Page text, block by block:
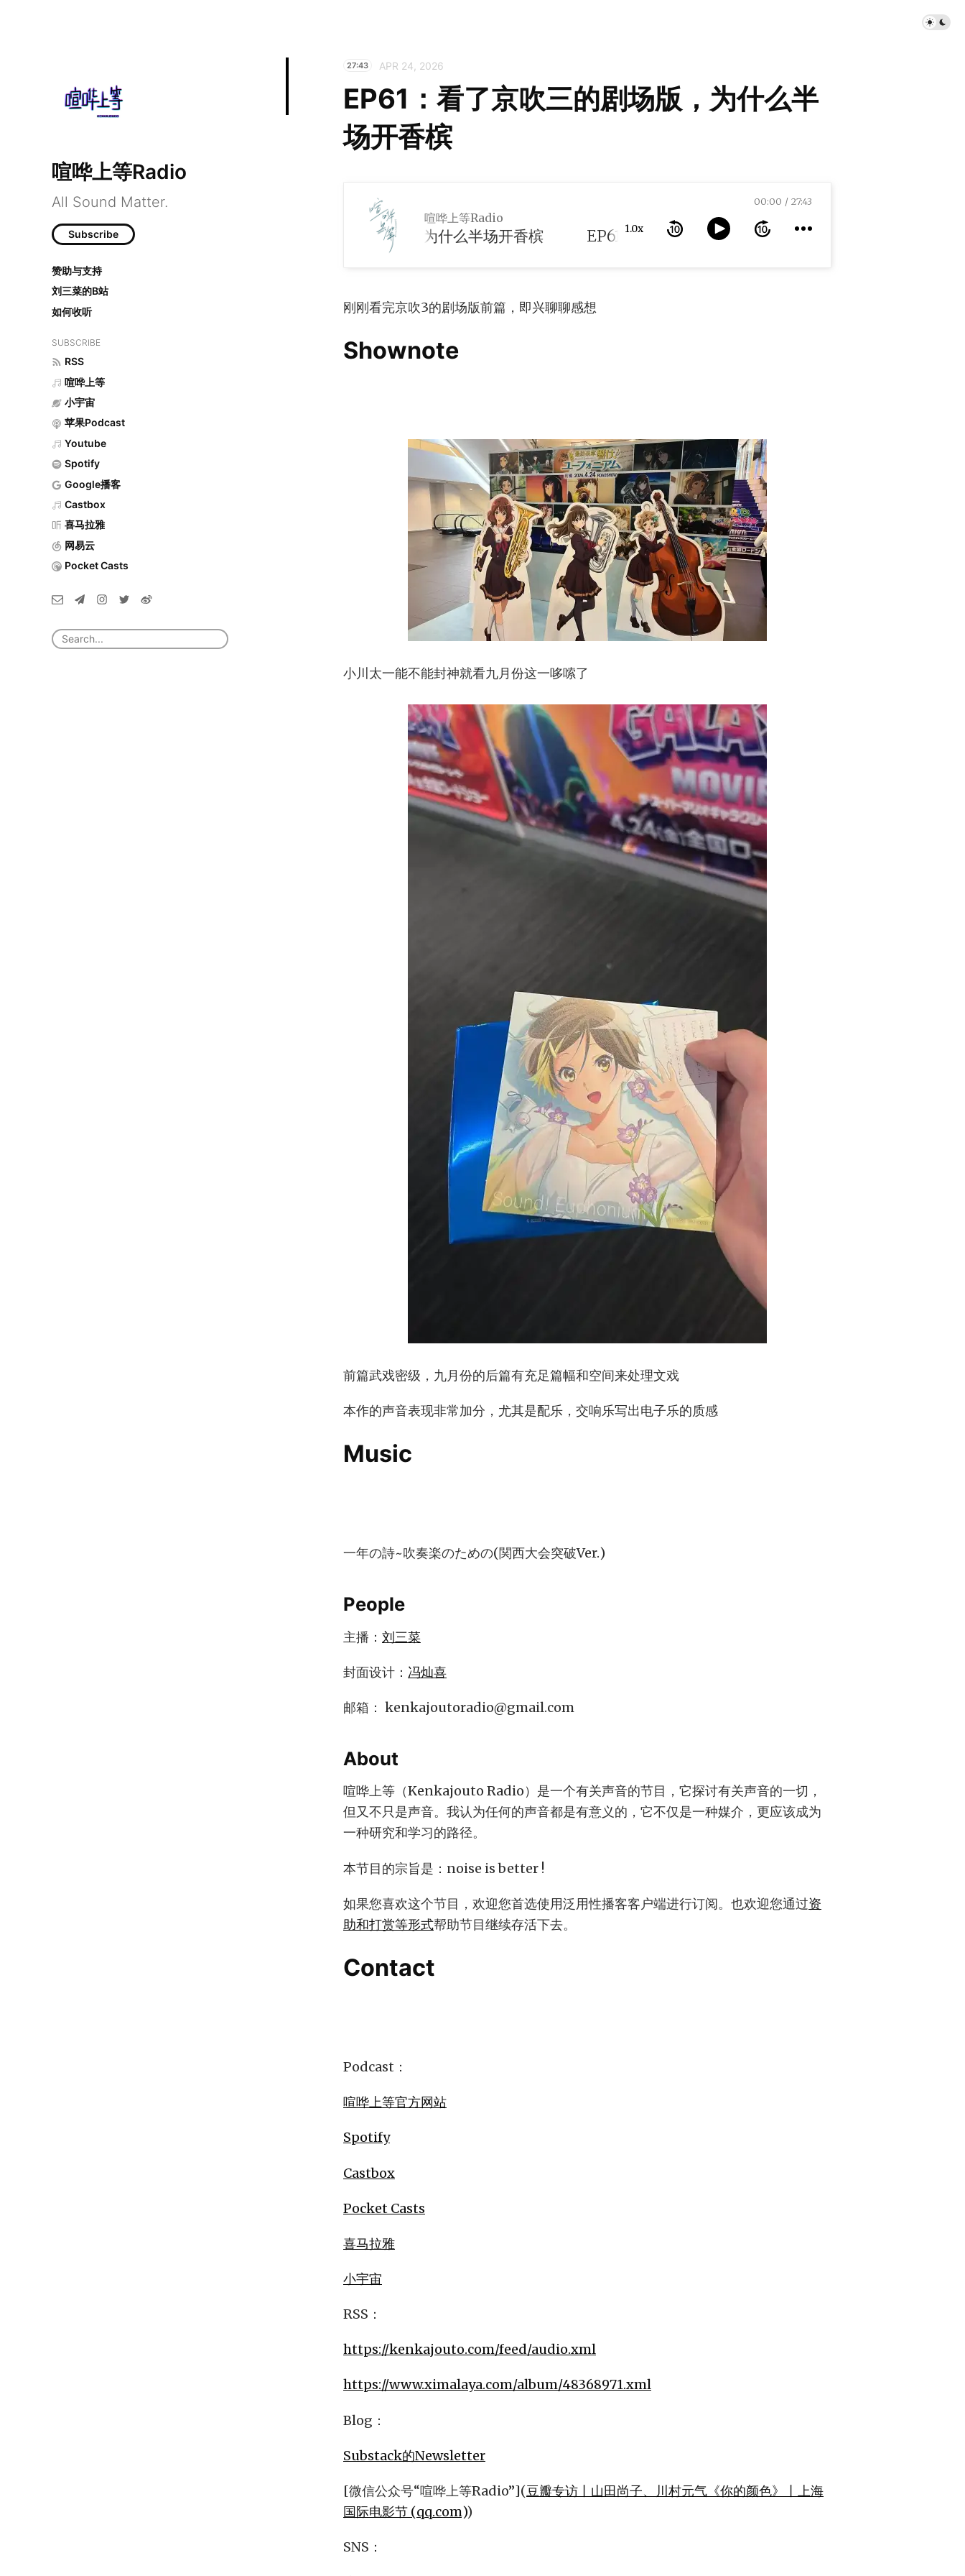
喧哗上等Radio
All Sound Matter.
Subscribe
赞助与支持
刘三菜的B站
如何收听
SUBSCRIBE
RSS
喧哗上等
小宇宙
苹果Podcast
Youtube
Spotify
Google播客
Castbox
喜马拉雅
网易云
Pocket Casts
27:43 APR 24, 2026
EP61：看了京吹三的剧场版，为什么半
场开香槟
喧哗上等Radio
EP61：看了京吹三的剧场版，为什么半场开香槟 1.0x
00:00 27:43
刚刚看完京吹3的剧场版前篇，即兴聊聊感想
Shownote
小川太一能不能封神就看九月份这一哆嗦了
前篇武戏密级，九月份的后篇有充足篇幅和空间来处理文戏
本作的声音表现非常加分，尤其是配乐，交响乐写出电子乐的质感
Music
一年の詩~吹奏楽のための(関西大会突破Ver.)
People
主播： 刘三菜
封面设计： 冯灿喜
邮箱： kenkajoutoradio@gmail.com
About
喧哗上等（Kenkajouto Radio）是一个有关声音的节目，它探讨有关声音的一切，
但又不只是声音。我认为任何的声音都是有意义的，它不仅是一种媒介，更应该成为
一种研究和学习的路径。
本节目的宗旨是：noise is better !
如果您喜欢这个节目，欢迎您首选使用泛用性播客客户端进行订阅。也欢迎您通过资
助和打赏等形式帮助节目继续存活下去。
Contact
Podcast：
喧哗上等官方网站
Spotify
Castbox
Pocket Casts
喜马拉雅
小宇宙
RSS：
https://kenkajouto.com/feed/audio.xml
https://www.ximalaya.com/album/48368971.xml
Blog：
Substack的Newsletter
[微信公众号“喧哗上等Radio”](豆瓣专访丨山田尚子、川村元气《你的颜色》丨上海
国际电影节 (qq.com))
SNS：